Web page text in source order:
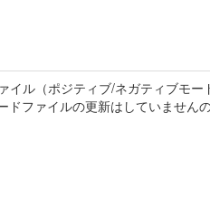
ル（ポジティブ/ネガティブモ
ファイルの更新はしていません